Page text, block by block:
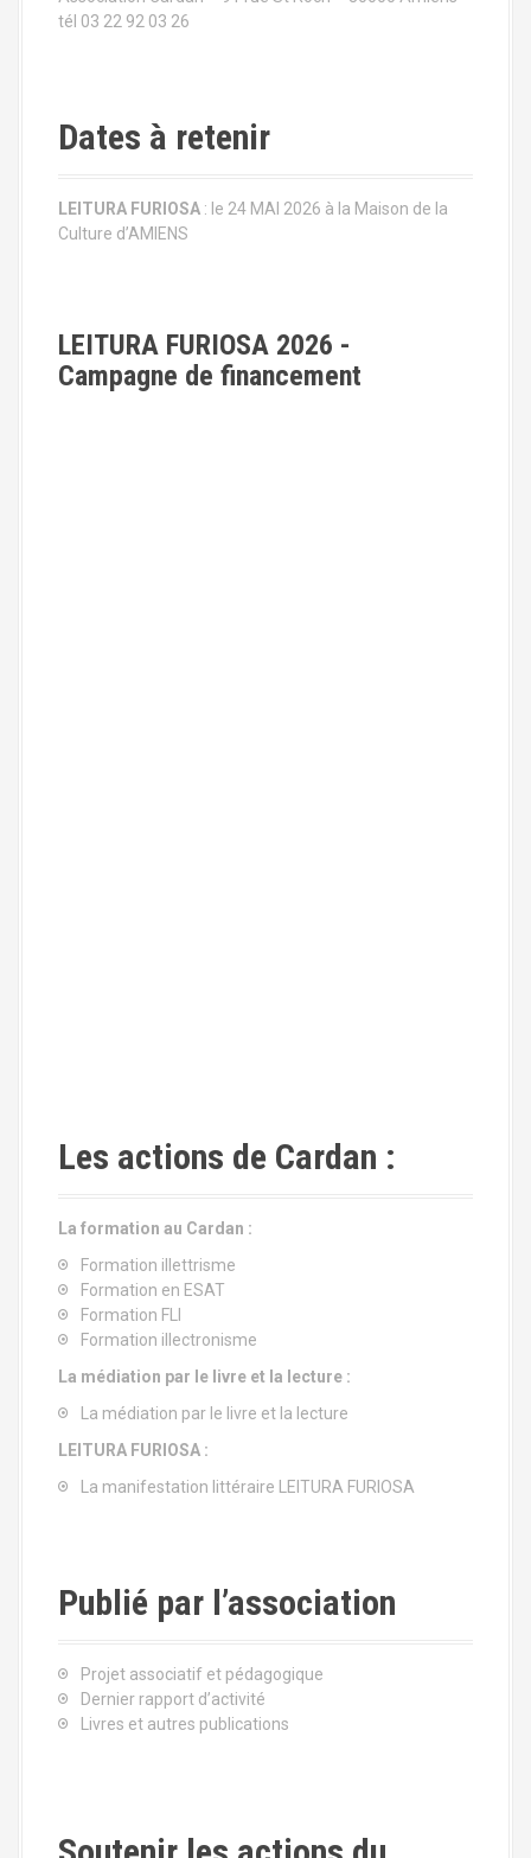
tél 03 22 92 03 26
Dates à retenir
LEITURA FURIOSA : le 24 MAI 2026 à la Maison de la
Culture d’AMIENS
LEITURA FURIOSA 2026 -
Campagne de financement
Les actions de Cardan :
La formation au Cardan :
Formation illettrisme
Formation en ESAT
Formation FLI
Formation illectronisme
La médiation par le livre et la lecture :
La médiation par le livre et la lecture
LEITURA FURIOSA :
La manifestation littéraire LEITURA FURIOSA
Publié par l’association
Projet associatif et pédagogique
Dernier rapport d’activité
Livres et autres publications